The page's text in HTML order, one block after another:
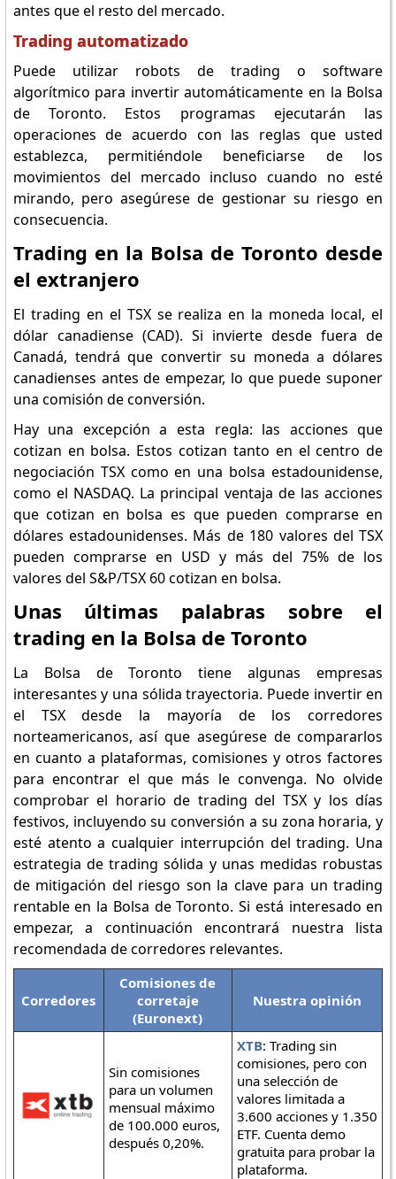
antes que el resto del mercado.
Trading automatizado
Puede utilizar robots de trading o software
algorítmico para invertir automáticamente en la Bolsa
de Toronto. Estos programas ejecutarán las
operaciones de acuerdo con las reglas que usted
establezca, permitiéndole beneficiarse de los
movimientos del mercado incluso cuando no esté
mirando, pero asegúrese de gestionar su riesgo en
consecuencia.
Trading en la Bolsa de Toronto desde
el extranjero
El trading en el TSX se realiza en la moneda local, el
dólar canadiense (CAD). Si invierte desde fuera de
Canadá, tendrá que convertir su moneda a dólares
canadienses antes de empezar, lo que puede suponer
una comisión de conversión.
Hay una excepción a esta regla: las acciones que
cotizan en bolsa. Estos cotizan tanto en el centro de
negociación TSX como en una bolsa estadounidense,
como el NASDAQ. La principal ventaja de las acciones
que cotizan en bolsa es que pueden comprarse en
dólares estadounidenses. Más de 180 valores del TSX
pueden comprarse en USD y más del 75% de los
valores del S&P/TSX 60 cotizan en bolsa.
Unas últimas palabras sobre el
trading en la Bolsa de Toronto
La Bolsa de Toronto tiene algunas empresas
interesantes y una sólida trayectoria. Puede invertir en
el TSX desde la mayoría de los corredores
norteamericanos, así que asegúrese de compararlos
en cuanto a plataformas, comisiones y otros factores
para encontrar el que más le convenga. No olvide
comprobar el horario de trading del TSX y los días
festivos, incluyendo su conversión a su zona horaria, y
esté atento a cualquier interrupción del trading. Una
estrategia de trading sólida y unas medidas robustas
de mitigación del riesgo son la clave para un trading
rentable en la Bolsa de Toronto. Si está interesado en
empezar, a continuación encontrará nuestra lista
recomendada de corredores relevantes.
Corredores
Comisiones de
corretaje
(Euronext)
Nuestra opinión
Sin comisiones
para un volumen
mensual máximo
de 100.000 euros,
después 0,20%.
XTB: Trading sin
comisiones, pero con
una selección de
valores limitada a
3.600 acciones y 1.350
ETF. Cuenta demo
gratuita para probar la
plataforma.